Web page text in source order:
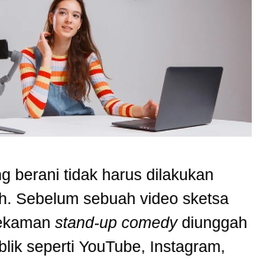
berani tidak harus dilakukan
Sebelum sebuah video sketsa
stand-up comedydiunggah
seperti YouTube, Instagram,